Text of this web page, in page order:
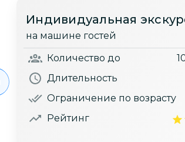
Индивидуальная
на машине гостей
Количество до
Длительность
Ограничение по возрасту
Рейтинг